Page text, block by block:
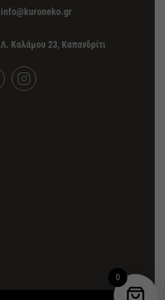
info@kuroneko.gr
Λ. Καλάμου 23, Καπανδρίτι
0